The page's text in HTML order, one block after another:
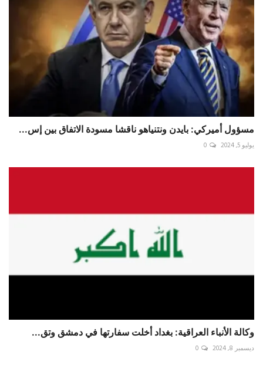
مسؤول أميركي: بايدن ونتنياهو ناقشا مسودة الاتفاق بين إس...
يوليو 5, 2024 0
وكالة الأنباء العراقية: بغداد أخلت سفارتها في ‎دمشق وتق...
ديسمبر 8, 2024 0